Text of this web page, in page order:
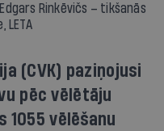
Rinkēvičs – tikšanās
LETA
(CVK) paziņojusi
pēc vēlētāju
1055 vēlēšanu